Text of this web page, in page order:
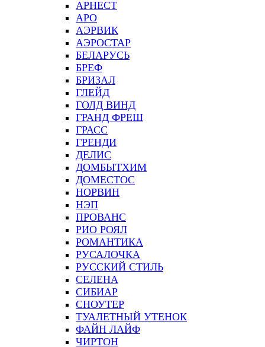
АРНЕСТ
АРО
АЭРВИК
АЭРОСТАР
БЕЛАРУСЬ
БРЕФ
БРИЗАЛ
ГЛЕЙД
ГОЛД ВИНД
ГРАНД ФРЕШ
ГРАСС
ГРЕНДИ
ДЕЛИС
ДОМБЫТХИМ
ДОМЕСТОС
НОРВИН
НЭП
ПРОВАНС
РИО РОЯЛ
РОМАНТИКА
РУСАЛОЧКА
РУССКИЙ СТИЛЬ
СЕЛЕНА
СИБИАР
СНОУТЕР
ТУАЛЕТНЫЙ УТЕНОК
ФАЙН ЛАЙФ
ЧИРТОН